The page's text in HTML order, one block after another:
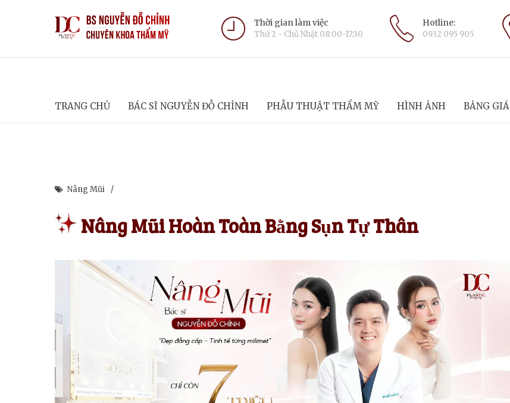
Thời gian làm việc
Thứ 2 - Chủ Nhật 08:00-17:30
Hotline:
0932 095 905
TRANG CHỦ BÁC SĨ NGUYỄN ĐỖ CHỈNH PHẪU THUẬT THẨM MỸ HÌNH ẢNH BẢNG GIÁ
Nâng Mũi
Nâng Mũi Hoàn Toàn Bằng Sụn Tự Thân